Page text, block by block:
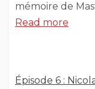
mémoire de
Read more
Épisode 6 :